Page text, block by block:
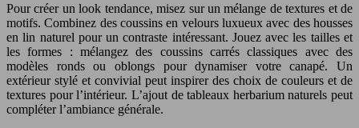
Pour créer un look tendance, misez sur un mélange de textures et de
motifs. Combinez des coussins en velours luxueux avec des housses
en lin naturel pour un contraste intéressant. Jouez avec les tailles et
les formes : mélangez des coussins carrés classiques avec des
modèles ronds ou oblongs pour dynamiser votre canapé. Un
extérieur stylé et convivial peut inspirer des choix de couleurs et de
textures pour l’intérieur. L’ajout de tableaux herbarium naturels peut
compléter l’ambiance générale.